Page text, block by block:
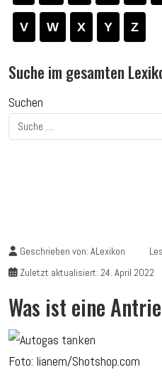
V W X Y Z
Suche im gesamten
Suchen
Geschrieben von: ALexikon
Zuletzt aktualisiert: 24. April 2022
Was ist eine
Foto: lianem/Shotshop.com